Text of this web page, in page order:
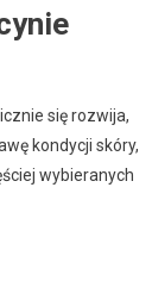
się rozwija,
kondycji skóry,
wybieranych